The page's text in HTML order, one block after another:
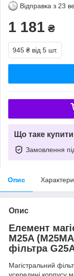
Відправка з 23
1 181 ₴
945 ₴ від 5 шт.
Що таке
Замовлення
Опис
Опис
Елемент
M25A
фільтра
Магістральний